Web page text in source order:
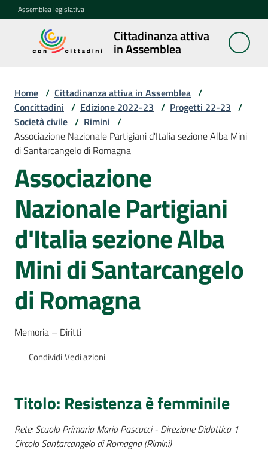
Vai al contenuto
Vai alla navigazione
Vai al footer
Assemblea legislativa
Cittadinanza attiva
in Assemblea
Cittadinanza
attiva in
Concittadini
Menu selezionato
Porte
aperte
in
Assemblea
Mostre
itineranti
Percorsi
sulla
memoria
Seguici
Home / Cittadinanza attiva in Assemblea /
Concittadini / Edizione 2022-23 / Progetti 22-23 /
Società civile / Rimini /
Associazione Nazionale Partigiani d'Italia sezione Alba Mini
di Santarcangelo di Romagna
Associazione
Nazionale Partigiani
d'Italia sezione Alba
Mini di Santarcangelo
di Romagna
Memoria – Diritti
CondividiVedi azioni
Titolo: Resistenza è femminile
Rete: Scuola Primaria Maria Pascucci - Direzione Didattica 1
Circolo Santarcangelo di Romagna (Rimini)